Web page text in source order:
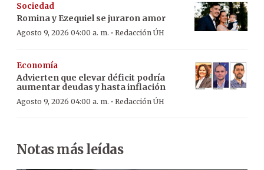
Sociedad
Romina y Ezequiel se juraron amor
Agosto 9, 2026 04:00 a. m. · Redacción ÚH
Economía
Advierten que elevar déficit podría
aumentar deudas y hasta inflación
Agosto 9, 2026 04:00 a. m. · Redacción ÚH
Notas más leídas